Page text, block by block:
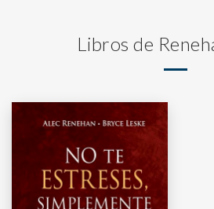
Libros de